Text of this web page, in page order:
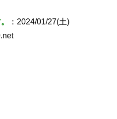
：2024/01/27(土)